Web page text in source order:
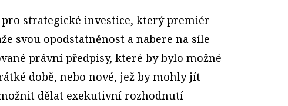
strategické investice, který premiér
svou opodstatněnost a nabere na síle
právní předpisy, které by bylo možné
době, nebo nové, jež by mohly jít
dělat exekutivní rozhodnutí